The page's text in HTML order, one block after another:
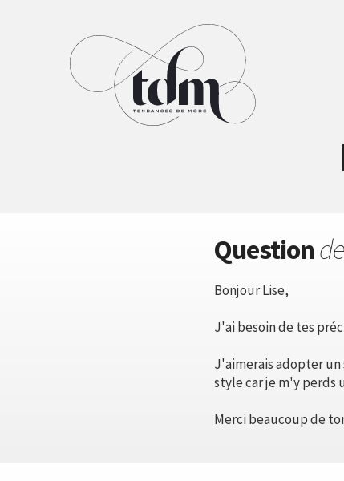
Question
Bonjour Lise,
J'ai besoin de tes
J'aimerais adopter
style car je m'y perds
Merci beaucoup de